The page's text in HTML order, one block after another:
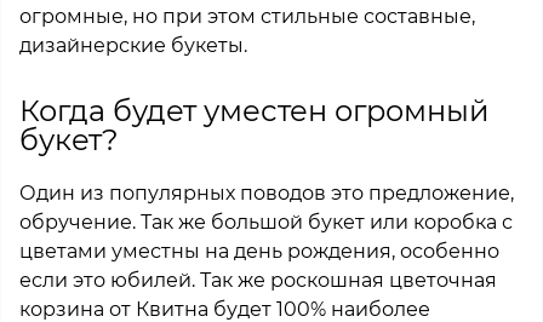
огромные, но при этом стильные составные,
дизайнерские букеты.
Когда будет уместен огромный
букет?
Один из популярных поводов это предложение,
обручение. Так же большой букет или коробка с
цветами уместны на день рождения, особенно
если это юбилей. Так же роскошная цветочная
корзина от Квитна будет 100% наиболее